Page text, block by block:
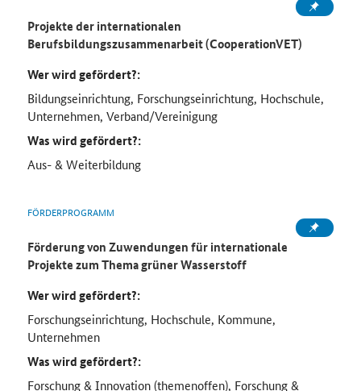
Projekte der internationalen
Berufsbildungszusammenarbeit (CooperationVET)
Wer wird gefördert?:
Bildungseinrichtung, Forschungseinrichtung, Hochschule,
Unternehmen, Verband/Vereinigung
Was wird gefördert?:
Aus- & Weiterbildung
FÖRDERPROGRAMM
Förderung von Zuwendungen für internationale
Projekte zum Thema grüner Wasserstoff
Wer wird gefördert?:
Forschungseinrichtung, Hochschule, Kommune,
Unternehmen
Was wird gefördert?:
Forschung & Innovation (themenoffen), Forschung &